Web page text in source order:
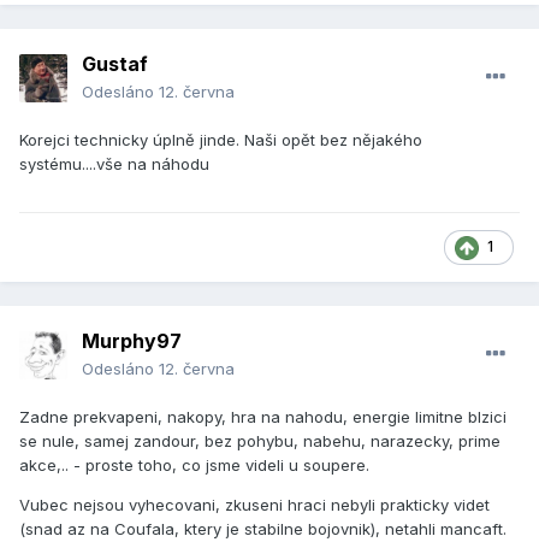
Gustaf
Odesláno 12. června
Korejci technicky úplně jinde. Naši opět bez nějakého
systému....vše na náhodu
1
Murphy97
Odesláno 12. června
Zadne prekvapeni, nakopy, hra na nahodu, energie limitne blzici
se nule, samej zandour, bez pohybu, nabehu, narazecky, prime
akce,.. - proste toho, co jsme videli u soupere.
Vubec nejsou vyhecovani, zkuseni hraci nebyli prakticky videt
(snad az na Coufala, ktery je stabilne bojovnik), netahli mancaft.